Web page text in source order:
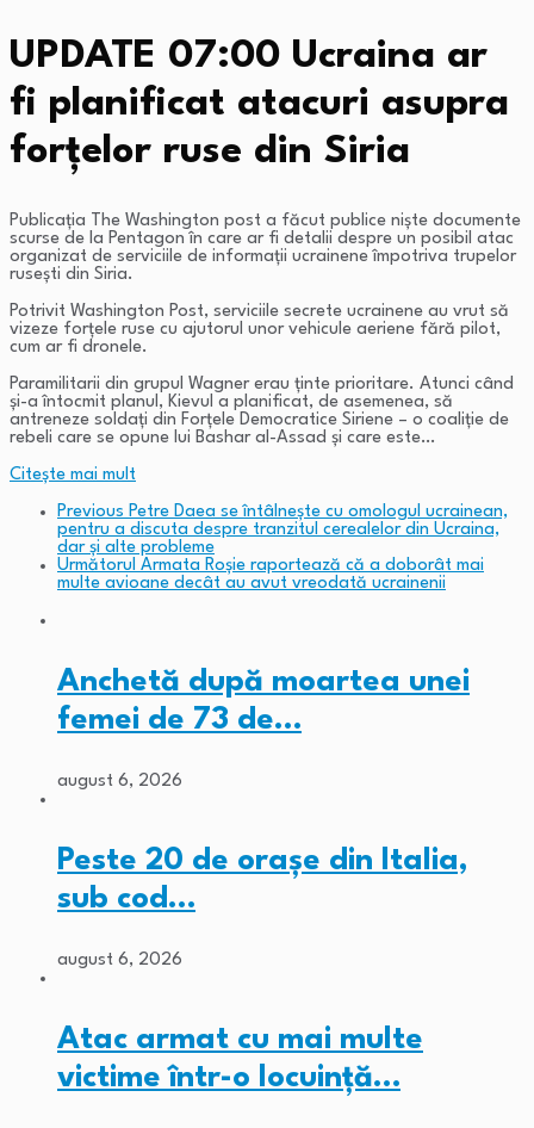
UPDATE 07:00 Ucraina ar
fi planificat atacuri asupra
forțelor ruse din Siria
Publicația The Washington post a făcut publice niște documente
scurse de la Pentagon în care ar fi detalii despre un posibil atac
organizat de serviciile de informații ucrainene împotriva trupelor
rusești din Siria.
Potrivit Washington Post, serviciile secrete ucrainene au vrut să
vizeze forţele ruse cu ajutorul unor vehicule aeriene fără pilot,
cum ar fi dronele.
Paramilitarii din grupul Wagner erau ţinte prioritare. Atunci când
şi-a întocmit planul, Kievul a planificat, de asemenea, să
antreneze soldaţi din Forţele Democratice Siriene – o coaliţie de
rebeli care se opune lui Bashar al-Assad şi care este…
Citeşte mai mult
Previous Petre Daea se întâlneşte cu omologul ucrainean,
pentru a discuta despre tranzitul cerealelor din Ucraina,
dar şi alte probleme
Următorul Armata Roșie raportează că a doborât mai
multe avioane decât au avut vreodată ucrainenii
Anchetă după moartea unei
femei de 73 de…
august 6, 2026
Peste 20 de orașe din Italia,
sub cod…
august 6, 2026
Atac armat cu mai multe
victime într-o locuință…